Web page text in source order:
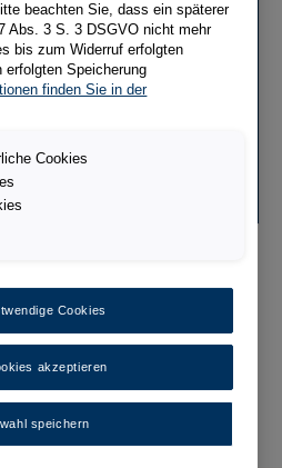
Zubehörteile für ProMinent
Mess- und
und Zubehörteilen
beachten Sie, dass ein späterer
Abs. 3 S. 3 DSGVO nicht mehr
bis zum Widerruf erfolgten
erfolgten Speicherung
finden Sie in der
Cookies
Cookies
akzeptieren
speichern